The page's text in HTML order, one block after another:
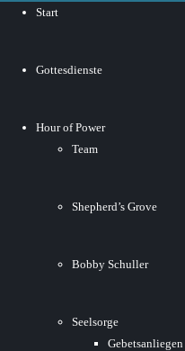
Start
Gottesdienste
Hour of Power
Team
Shepherd’s Grove
Bobby Schuller
Seelsorge
Gebetsanliegen